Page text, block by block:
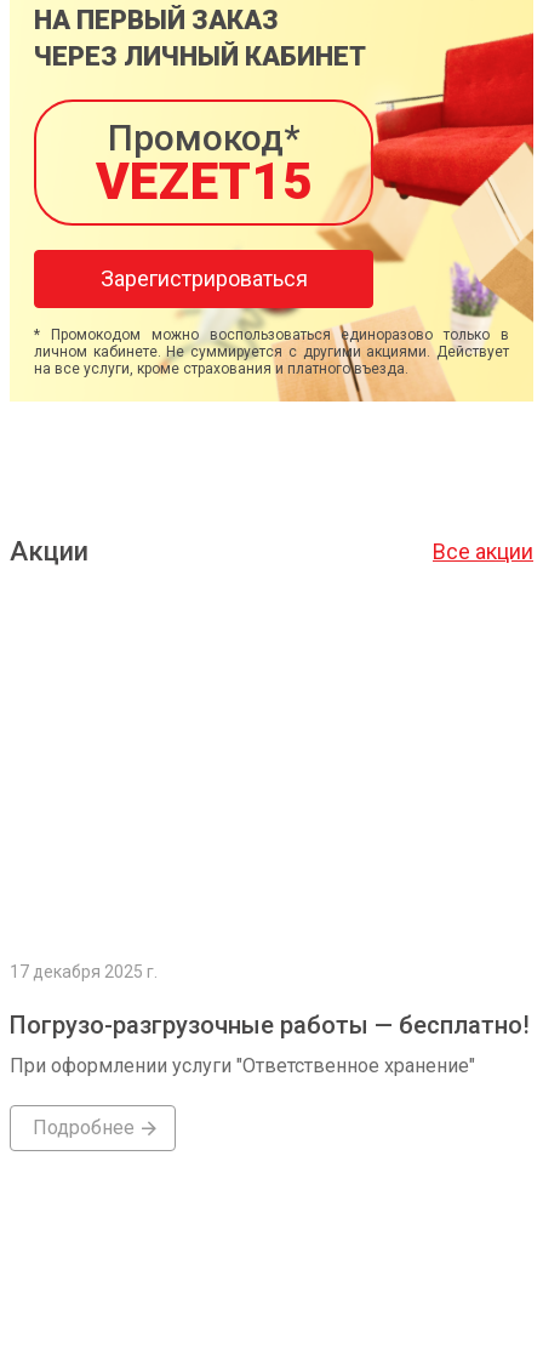
НА ПЕРВЫЙ ЗАКАЗ
ЧЕРЕЗ ЛИЧНЫЙ КАБИНЕТ
Промокод*
VEZET15
Зарегистрироваться
* Промокодом можно воспользоваться единоразово только в
личном кабинете. Не суммируется с другими акциями. Действует
на все услуги, кроме страхования и платного въезда.
Акции Все акции
17 декабря 2025 г.
Погрузо-разгрузочные работы — бесплатно!
При оформлении услуги "Ответственное хранение"
Подробнее